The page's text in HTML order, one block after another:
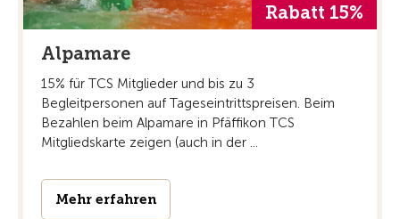
Rabatt 15%
Alpamare
15% für TCS Mitglieder und bis zu 3
Begleitpersonen auf Tageseintrittspreisen. Beim
Bezahlen beim Alpamare in Pfäffikon TCS
Mitgliedskarte zeigen (auch in der ...
Mehr erfahren